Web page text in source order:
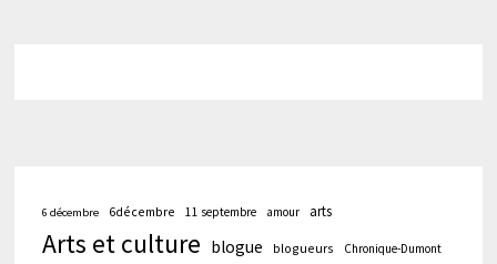
6 décembre 6décembre 11 septembre amour arts
Arts et culture blogue blogueurs Chronique-Dumont